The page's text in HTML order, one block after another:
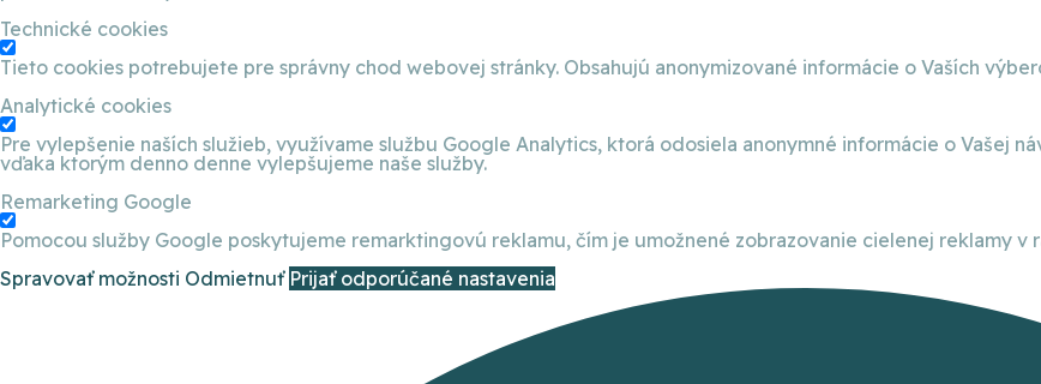
Technické cookies
Tieto cookies potrebujete pre správny chod webovej stránky. Obsahujú anonymizované informácie o Vaších
Analytické cookies
Pre vylepšenie naších služieb, využívame službu Google Analytics, ktorá odosiela anonymné informácie o Vašej
vďaka ktorým denno denne vylepšujeme naše služby.
Remarketing Google
Pomocou služby Google poskytujeme remarktingovú reklamu, čím je umožnené zobrazovanie cielenej reklamy v
Spravovať možnosti Odmietnuť Prijať odporúčané nastavenia